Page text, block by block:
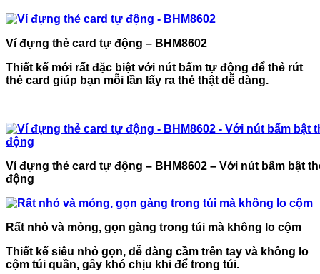
Ví đựng thẻ card tự động – BHM8602
Thiết kế mới rất đặc biệt với nút bấm tự động để thẻ rút
thẻ card giúp bạn mỗi lần lấy ra thẻ thật dễ dàng.
Ví đựng thẻ card tự động – BHM8602 – Với nút bấm bật
động
Rất nhỏ và mỏng, gọn gàng trong túi mà không lo cộm
Thiết kế siêu nhỏ gọn, dễ dàng cầm trên tay và không lo
cộm túi quần, gây khó chịu khi để trong túi.